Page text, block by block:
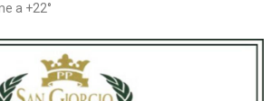
a +22°